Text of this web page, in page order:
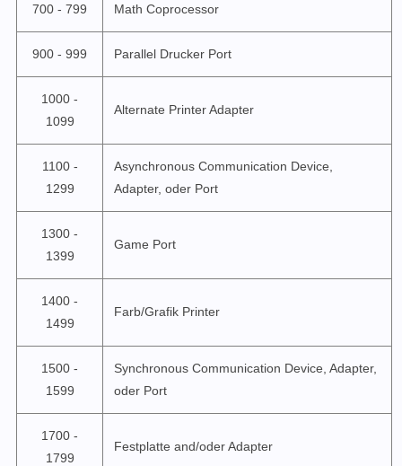
700 - 799 Math Coprocessor
900 - 999 Parallel Drucker Port
1000 -
1099
Alternate Printer Adapter
1100 -
1299
Asynchronous Communication Device,
Adapter, oder Port
1300 -
1399
Game Port
1400 -
1499
Farb/Grafik Printer
1500 -
1599
Synchronous Communication Device, Adapter,
oder Port
1700 -
1799
Festplatte and/oder Adapter